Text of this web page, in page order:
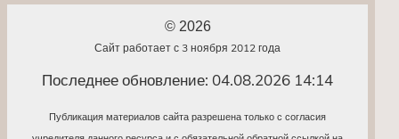
© 2026
Сайт работает с 3 ноября 2012 года
Последнее обновление: 04.08.2026 14:14
Публикация материалов сайта разрешена только с согласия